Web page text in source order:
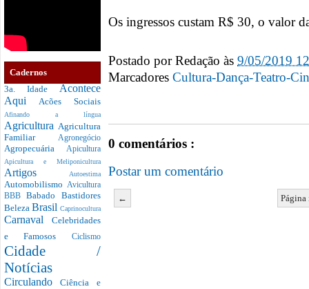
Cadernos
3a. Idade Acontece
Aqui Acões Sociais
Afinando a língua
Agricultura Agricultura
Familiar Agronegócio
Agropecuária Apicultura
Apicultura e Meliponicultura
Artigos Autoestima
Automobilismo Avicultura
BBBBabado Bastidores
Beleza Brasil Caprinocultura
Carnaval Celebridades
e Famosos Ciclismo
Cidade /
Notícias
CirculandoCiência e
Os ingressos custam R$ 30, o valor
Postado porRedação às 9/05/2019
Marcadores Cultura-Dança-Teatro-
0 comentários :
Postar um comentário
←